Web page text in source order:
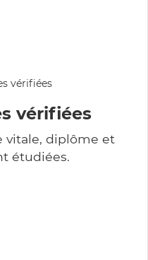
vérifiées
vitale, diplôme et
étudiées.